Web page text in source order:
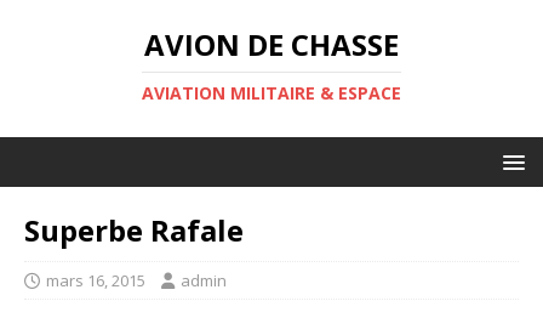
AVION DE CHASSE
AVIATION MILITAIRE & ESPACE
Superbe Rafale
mars 16, 2015 admin